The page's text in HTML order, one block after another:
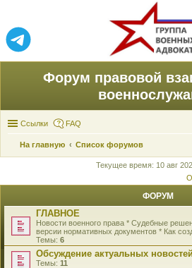
Форум правовой
Ссылки FAQ
На главную
Список форумов
Текущее время: 10 авг
ФОРУМ
ГЛАВНОЕ
Новости военного права * Судебные
версии нормативных документов * Как
Темы: 6
Обсуждение актуальных новостей
Темы: 11